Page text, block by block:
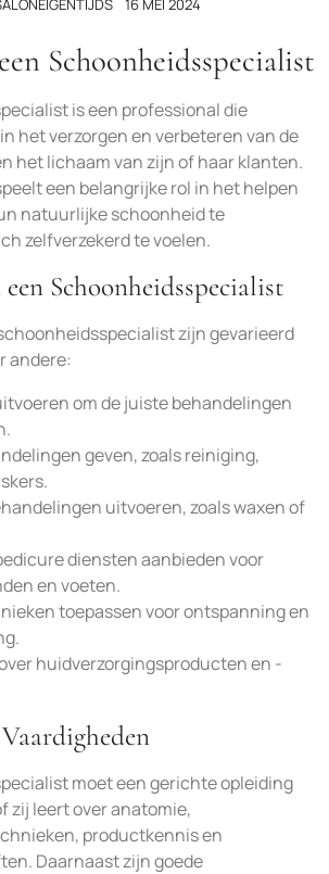
16 MEI 2024
Schoonheidsspecialist
is een professional die
het verzorgen en verbeteren van de
het lichaam van zijn of haar klanten.
een belangrijke rol in het helpen
natuurlijke schoonheid te
zelfverzekerd te voelen.
Schoonheidsspecialist
zijn gevarieerd
andere:
om de juiste behandelingen
geven, zoals reiniging,
uitvoeren, zoals waxen of
diensten aanbieden voor
en voeten.
toepassen voor ontspanning en
huidverzorgingsproducten en -
moet een gerichte opleiding
zij leert over anatomie,
productkennis en
Daarnaast zijn goede